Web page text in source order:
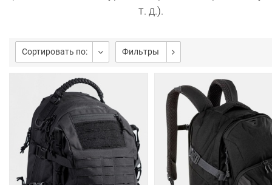
т. д.).
Сортировать по: Фильтры